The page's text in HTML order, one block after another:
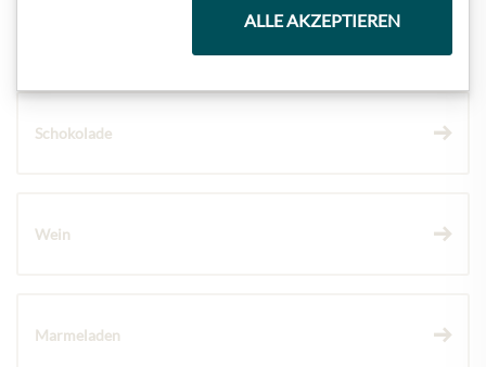
Schokolade
Wein
Marmeladen
ALLE AKZEPTIEREN